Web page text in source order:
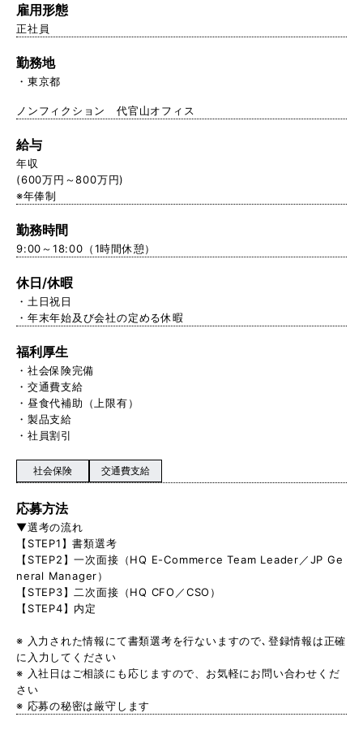
雇用形態
正社員
勤務地
東京都
ノンフィクション 代官山オフィス
給与
年収
(600万円～800万円)
※年俸制
勤務時間
9:00～18:00（1時間休憩）
休日/休暇
・土日祝日
・年末年始及び会社の定める休暇
福利厚生
・社会保険完備
・交通費支給
・昼食代補助（上限有）
・製品支給
・社員割引
社会保険 交通費支給
応募方法
▼選考の流れ
【STEP1】書類選考
【STEP2】一次面接（HQ E-Commerce Team Leader／JP Ge
neral Manager）
【STEP3】二次面接（HQ CFO／CSO）
【STEP4】内定
※ 入力された情報にて書類選考を行ないますので､登録情報は正確
に入力してください
※ 入社日はご相談にも応じますので、お気軽にお問い合わせくだ
さい
※ 応募の秘密は厳守します